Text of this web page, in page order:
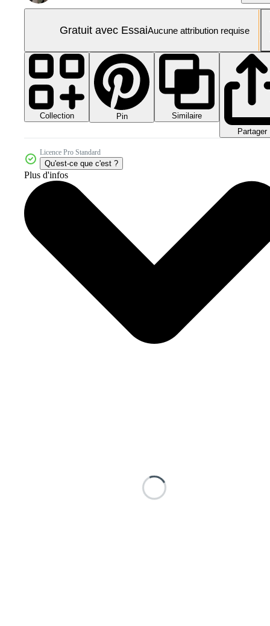
Gratuit avec EssaiAucune attribution requise
Collection Pin
Similaire
Partager
Licence Pro Standard
Qu'est-ce que c'est ?
Plus d'infos